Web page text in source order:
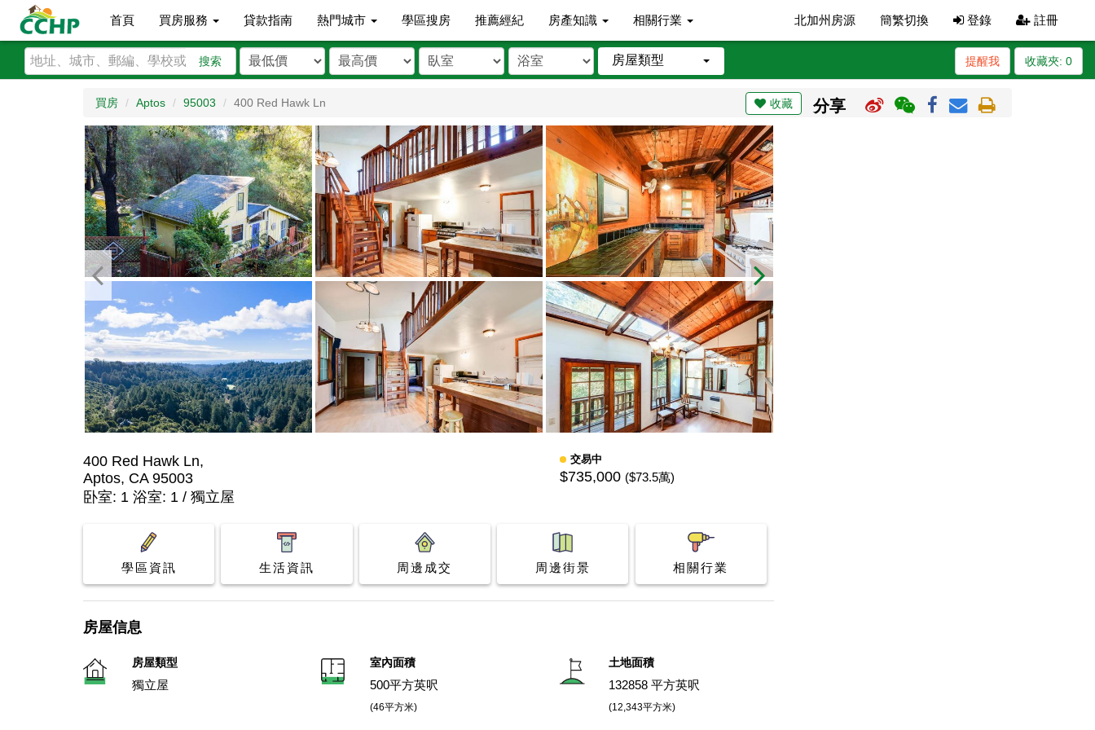
首頁 買房服務 貸款指南 熱門城市 學區搜房 推薦經紀 房產知識 相關行業 北加州房源 簡繁切換 登錄 註冊
搜索 房屋類型 收藏夾: 0
提醒我
買房 Aptos 95003 400 Red Hawk Ln 收藏 分享
400 Red Hawk Ln,
Aptos, CA 95003
交易中
$735,000 ($73.5萬)
卧室: 1 浴室: 1 / 獨立屋
學區資訊 生活資訊 周邊成交 周邊街景 相關行業
房屋信息
房屋類型
獨立屋
室內面積
500平方英呎
(46平方米)
土地面積
132858 平方英呎
(12,343平方米)